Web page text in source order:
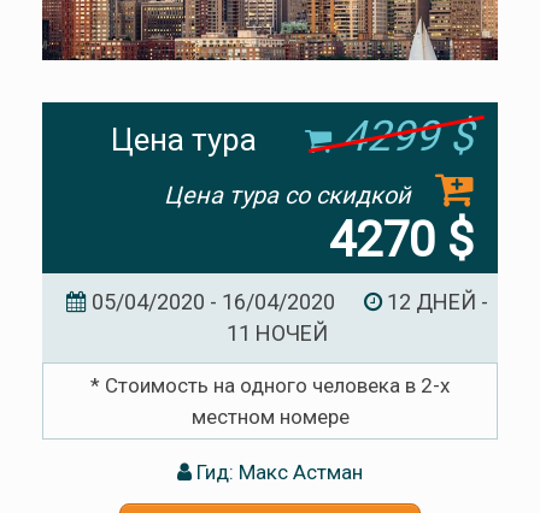
Цена тура 4299 $
Цена тура со скидкой
4270 $
05/04/2020 - 16/04/2020
12 ДНЕЙ -
11 НОЧЕЙ
* Стоимость на одного человека в 2-х
местном номере
Гид: Макс Астман